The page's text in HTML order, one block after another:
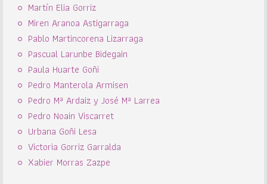
Martín Elia Gorriz
Miren Aranoa Astigarraga
Pablo Martincorena Lizarraga
Pascual Larunbe Bidegain
Paula Huarte Goñi
Pedro Manterola Armisen
Pedro Mª Ardaiz y José Mª Larrea
Pedro Noain Viscarret
Urbana Goñi Lesa
Victoria Gorriz Garralda
Xabier Morras Zazpe